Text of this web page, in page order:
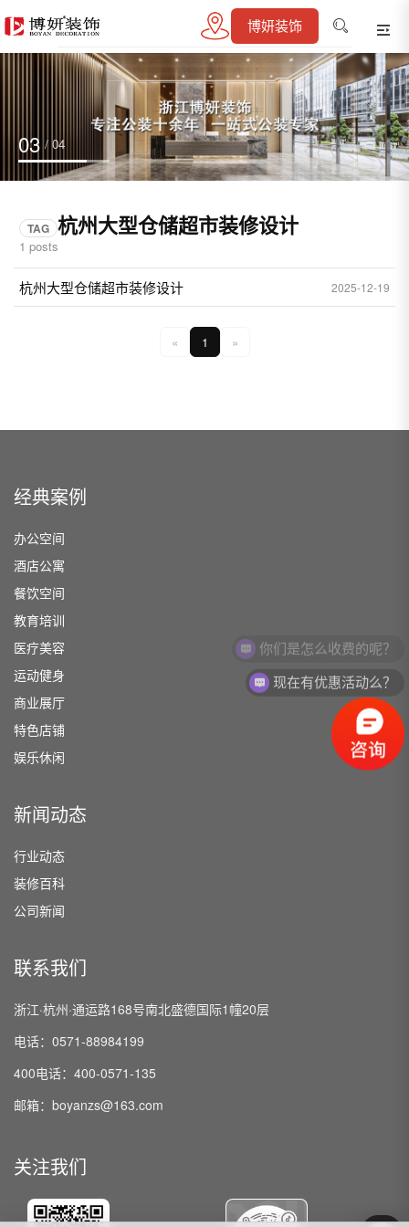
博妍装饰
03 / 04
TAG 杭州大型仓储超市装修设计
1 posts
杭州大型仓储超市装修设计 2025-12-19
« 1 »
经典案例
办公空间
酒店公寓
餐饮空间
教育培训
医疗美容
运动健身
商业展厅
特色店铺
娱乐休闲
新闻动态
行业动态
装修百科
公司新闻
联系我们
浙江·杭州·通运路168号南北盛德国际1幢20层
电话：0571-88984199
400电话：400-0571-135
邮箱：boyanzs@163.com
关注我们
你们是怎么收费的呢？
现在有优惠活动么？